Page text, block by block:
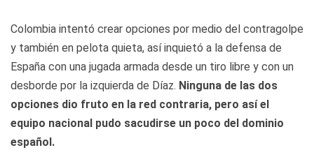
Colombia intentó crear opciones por medio del contragolpe
y también en pelota quieta, así inquietó a la defensa de
España con una jugada armada desde un tiro libre y con un
desborde por la izquierda de Díaz. Ninguna de las dos
opciones dio fruto en la red contraria, pero así el
equipo nacional pudo sacudirse un poco del dominio
español.